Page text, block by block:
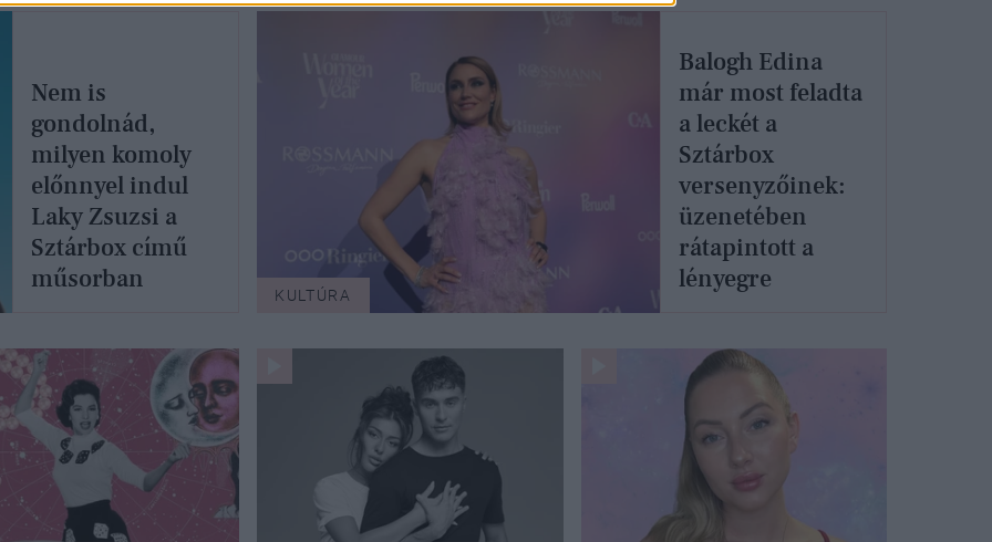
Nem is
gondolnád,
milyen komoly
előnnyel indul
Laky Zsuzsi a
Sztárbox című
műsorban
KULTÚRA
Balogh Edina
már most feladta
a leckét a
Sztárbox
versenyzőinek:
üzenetében
rátapintott a
lényegre